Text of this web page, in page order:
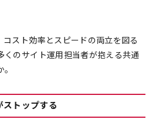
コスト効率とスピードの両立を図る
くのサイト運用担当者が抱える共通
ストップする